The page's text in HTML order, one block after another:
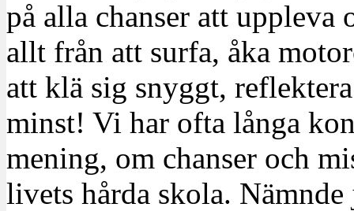
på alla chanser att
allt från att surfa, åka
att klä sig snyggt,
minst! Vi har ofta långa
mening, om chanser och
livets hårda skola.